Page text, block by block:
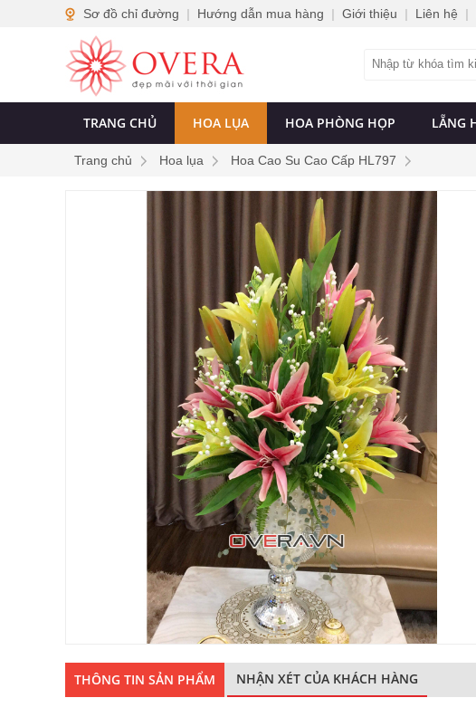
TRANG CHỦ HOA LỤA HOA PHÒNG HỌP LẴNG
Trang chủ Hoa lụa Hoa Cao Su Cao Cấp HL797
THÔNG TIN SẢN PHẨM NHẬN XÉT CỦA KHÁCH HÀNG
Sơ đồ chỉ đường | Hướng dẫn mua hàng | Giới thiệu | Liên hệ |